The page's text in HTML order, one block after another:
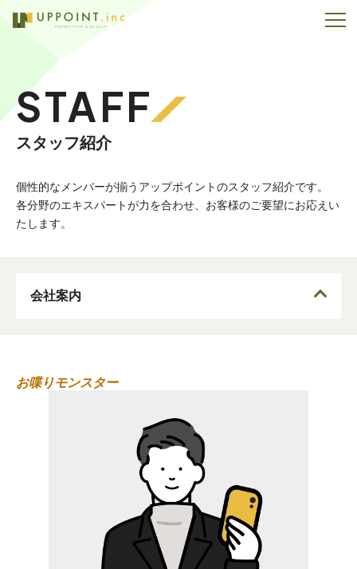
STAFF
スタッフ紹介
個性的なメンバーが揃うアップポイントのスタッフ紹介です。
各分野のエキスパートが力を合わせ、お客様のご要望にお応えい
たします。
会社案内
お喋りモンスター